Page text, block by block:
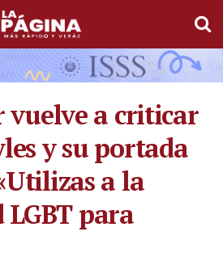
vuelve a criticar
y su portada
a la
para